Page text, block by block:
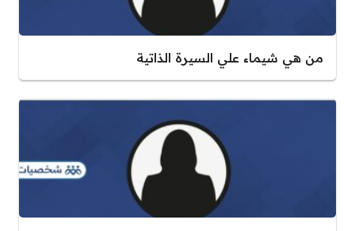
من هي شيماء علي السيرة الذاتية